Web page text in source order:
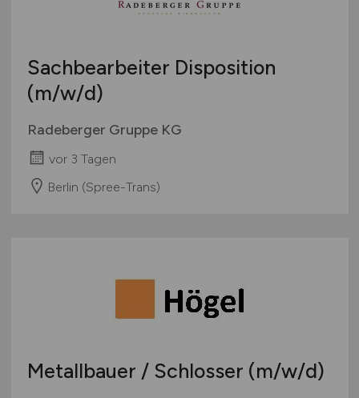
Sachbearbeiter Disposition
(m/w/d)
Radeberger Gruppe KG
vor 3 Tagen
Berlin (Spree-Trans)
Metallbauer / Schlosser (m/w/d)